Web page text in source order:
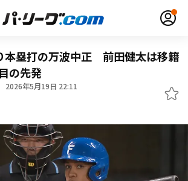
本塁打の万波中正 前田健太は移籍
の先発
2026年5月19日 22:11